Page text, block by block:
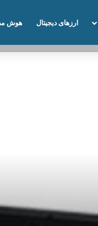
ارزهای دیجیتال هوش